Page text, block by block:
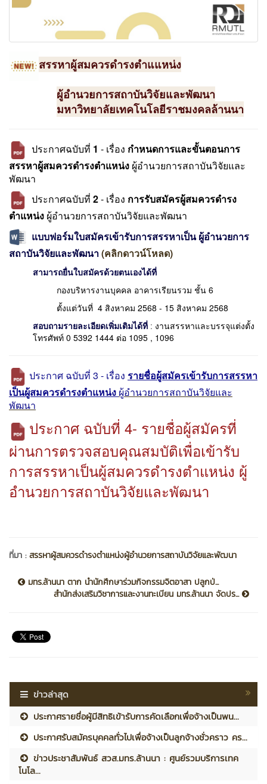
สรรหาผู้สมควรดำรงตำแแหน่ง
ผู้อำนวยการสถาบันวิจัยและพัฒนา
มหาวิทยาลัยเทคโนโลยีราชมงคลล้านนา
ประกาศฉบับที่ 1 - เรื่อง กำหนดการและขั้นตอนการ
สรรหาผู้สมควรดำรงตำแหน่ง ผู้อำนวยการสถาบันวิจัยและ
พัฒนา
ประกาศฉบับที่ 2- เรื่อง การรับสมัครผู้สมควรดำรง
ตำแหน่ง ผู้อำนวยการสถาบันวิจัยและพัฒนา
แบบฟอร์มใบสมัครเข้ารับการสรรหาเป็น ผู้อำนวยการ
สถาบันวิจัยและพัฒนา(คลิกดาวน์โหลด)
สามารถยื่นใบสมัครด้วยตนเองได้ที่
กองบริหารงานบุคคล อาคารเรียนรวม ชั้น 6
ตั้งแต่วันที่ 4 สิงหาคม 2568 - 15 สิงหาคม 2568
สอบถามรายละเอียดเพิ่มเติมได้ที่ : งานสรรหาและบรรจุแต่งตั้ง
โทรศัพท์ 0 5392 1444 ต่อ 1095 , 1096
ประกาศ ฉบับที่ 3 - เรื่อง รายชื่อผู้สมัครเข้ารับการสรรหา
เป็นผู้สมควรดำรงตำแหน่ง ผู้อำนวยการสถาบันวิจัยและ
พัฒนา
ประกาศ ฉบับที่ 4- รายชื่อผู้สมัครที่
ผ่านการตรวจสอบคุณสมบัติเพื่อเข้ารับ
การสรรหาเป็นผู้สมควรดำรงตำแหน่ง ผู้
อำนวยการสถาบันวิจัยและพัฒนา
ที่มา :สรรหาผู้สมควรดำรงตำแหน่งผู้อำนวยการสถาบันวิจัยและพัฒนา
มทร.ล้านนา ตาก นำนักศึกษาร่วมกิจกรรมจิตอาสา ปลูกป่...
สำนักส่งเสริมวิชาการและงานทะเบียน มทร.ล้านนา จัดปร...
ข่าวล่าสุด
ประกาศรายชื่อผู้มีสิทธิเข้ารับการคัดเลือกเพื่อจ้างเป็นพน...
ประกาศรับสมัครบุคคลทั่วไปเพื่อจ้างเป็นลูกจ้างชั่วคราว คร...
ข่าวประชาสัมพันธ์ สวส.มทร.ล้านนา : ศูนย์รวมบริการเทค
โนโล...